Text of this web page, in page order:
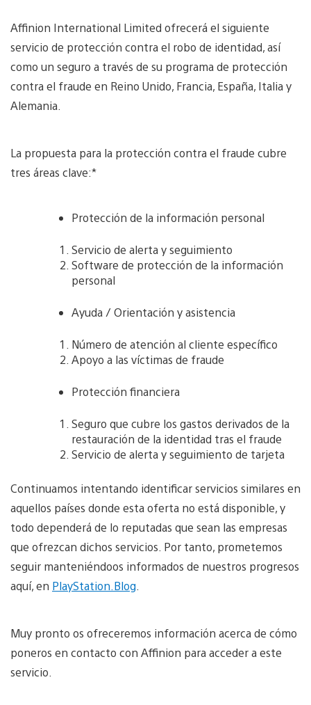
Affinion International Limited ofrecerá el siguiente
servicio de protección contra el robo de identidad, así
como un seguro a través de su programa de protección
contra el fraude en Reino Unido, Francia, España, Italia y
Alemania.
La propuesta para la protección contra el fraude cubre
tres áreas clave:*
Protección de la información personal
Servicio de alerta y seguimiento
Software de protección de la información
personal
Ayuda / Orientación y asistencia
Número de atención al cliente específico
Apoyo a las víctimas de fraude
Protección financiera
Seguro que cubre los gastos derivados de la
restauración de la identidad tras el fraude
Servicio de alerta y seguimiento de tarjeta
Continuamos intentando identificar servicios similares en
aquellos países donde esta oferta no está disponible, y
todo dependerá de lo reputadas que sean las empresas
que ofrezcan dichos servicios. Por tanto, prometemos
seguir manteniéndoos informados de nuestros progresos
aquí, en PlayStation.Blog
Muy pronto os ofreceremos información acerca de cómo
poneros en contacto con Affinion para acceder a este
servicio.